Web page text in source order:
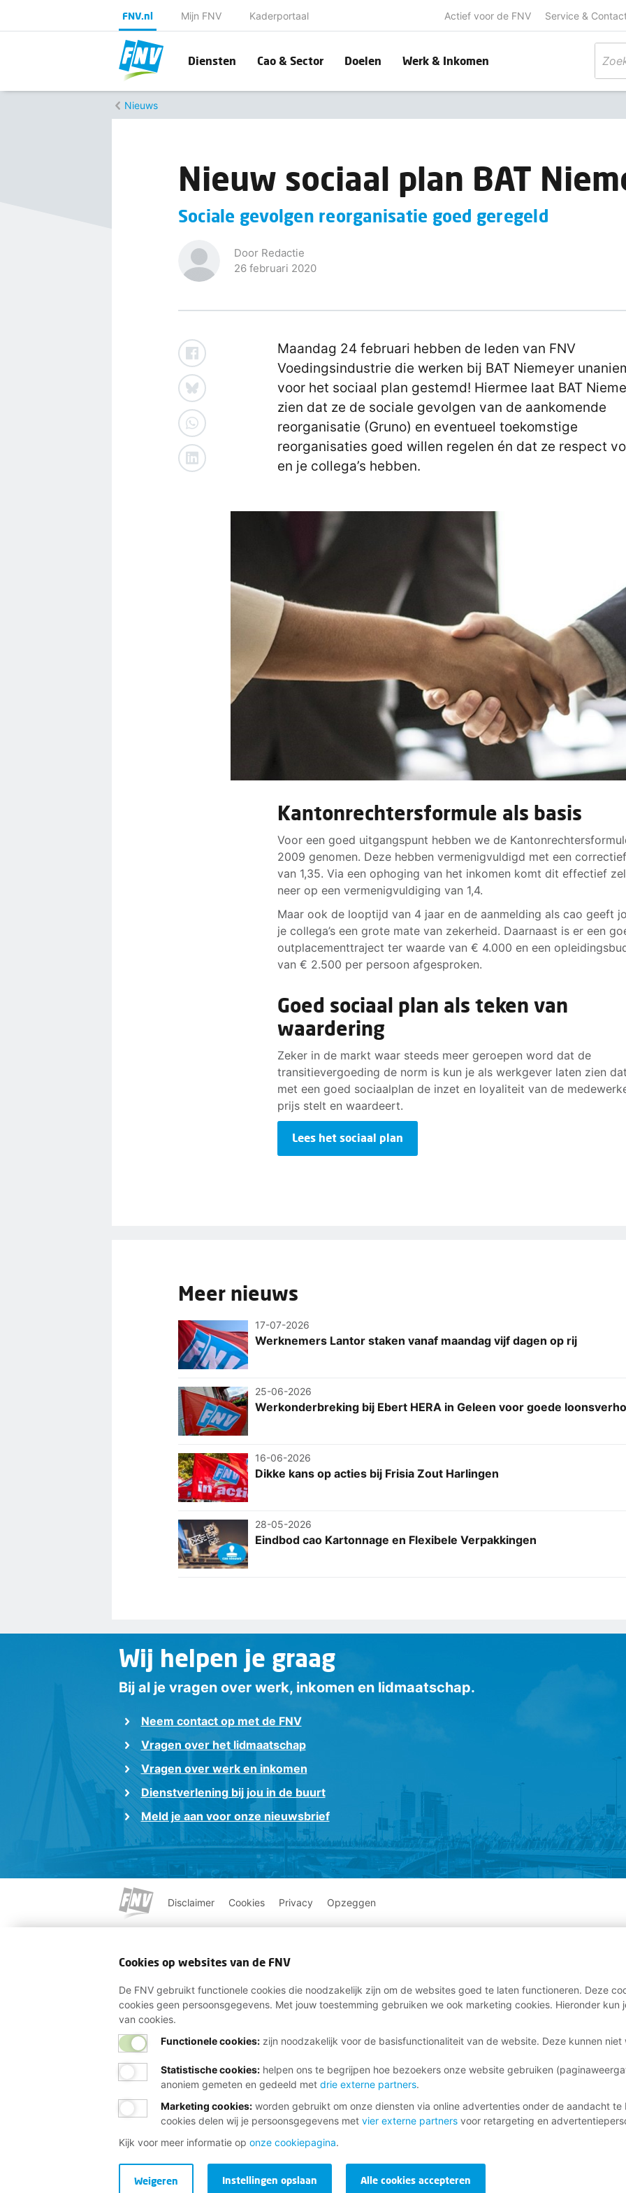
FNV.nl Mijn FNV Kaderportaal Actief voor de FNV Service &
Diensten Cao & Sector Doelen Werk & Inkomen
Nieuws
Nieuw sociaal plan BAT
Sociale gevolgen reorganisatie goed geregeld
Door Redactie
26 februari 2020
Maandag 24 februari hebben de leden van FNV
Voedingsindustrie die werken bij BAT Niemeyer
voor het sociaal plan gestemd! Hiermee laat BAT
zien dat ze de sociale gevolgen van de aankomende
reorganisatie (Gruno) en eventueel toekomstige
reorganisaties goed willen regelen én dat ze respect
en je collega’s hebben.
Kantonrechtersformule als basis
Voor een goed uitgangspunt hebben we de
2009 genomen. Deze hebben vermenigvuldigd met een
van 1,35. Via een ophoging van het inkomen komt dit effectief
neer op een vermenigvuldiging van 1,4.
Maar ook de looptijd van 4 jaar en de aanmelding als cao geeft
je collega’s een grote mate van zekerheid. Daarnaast is er een
outplacementtraject ter waarde van € 4.000 en een
van € 2.500 per persoon afgesproken.
Goed sociaal plan als teken van
waardering
Zeker in de markt waar steeds meer geroepen word dat de
transitievergoeding de norm is kun je als werkgever laten zien
met een goed sociaalplan de inzet en loyaliteit van de
prijs stelt en waardeert.
Lees het sociaal plan
Meer nieuws
17-07-2026
Werknemers Lantor staken vanaf maandag vijf dagen op rij
25-06-2026
Werkonderbreking bij Ebert HERA in Geleen voor goede
16-06-2026
Dikke kans op acties bij Frisia Zout Harlingen
28-05-2026
Eindbod cao Kartonnage en Flexibele Verpakkingen
Wij helpen je graag
Bij al je vragen over werk, inkomen en lidmaatschap.
Neem contact op met de FNV
Vragen over het lidmaatschap
Vragen over werk en inkomen
Dienstverlening bij jou in de buurt
Meld je aan voor onze nieuwsbrief
Disclaimer Cookies Privacy Opzeggen
Cookies op websites van de FNV
De FNV gebruikt functionele cookies die noodzakelijk zijn om de websites goed te laten functioneren. Deze
cookies geen persoonsgegevens. Met jouw toestemming gebruiken we ook marketing cookies. Hieronder
van cookies.
Functionele cookies:zijn noodzakelijk voor de basisfunctionaliteit van de website. Deze kunnen niet
Statistische cookies: helpen ons te begrijpen hoe bezoekers onze website gebruiken
anoniem gemeten en gedeeld met drie externe partners.
Marketing cookies: worden gebruikt om onze diensten via online advertenties onder de aandacht
cookies delen wij je persoonsgegevens met vier externe partnersvoor retargeting en
Kijk voor meer informatie op onze cookiepagina.
Alle cookies accepteren
Instellingen opslaan
Weigeren